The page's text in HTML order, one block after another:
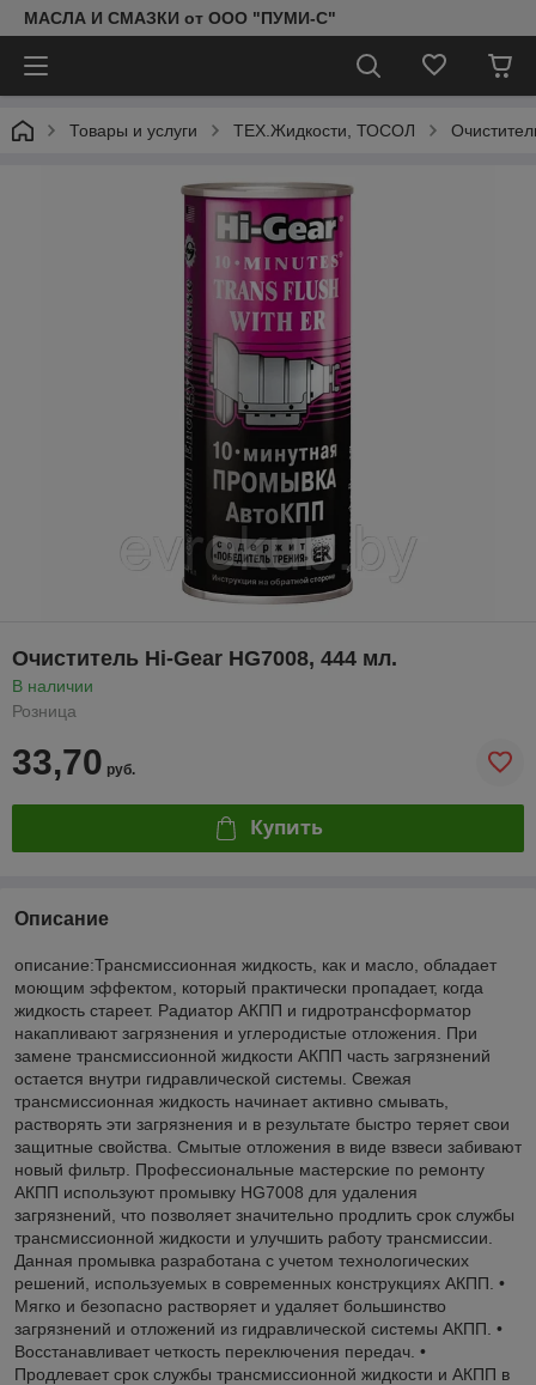
МАСЛА И СМАЗКИ от ООО "ПУМИ-С"
Товары и услуги ТЕХ.Жидкости, ТОСОЛ
Очиститель Hi-Gear HG7008, 444 мл.
В наличии
Розница
33,70 руб.
Купить
Описание
описание:Трансмиссионная жидкость, как и масло, обладает
моющим эффектом, который практически пропадает, когда
жидкость стареет. Радиатор АКПП и гидротрансформатор
накапливают загрязнения и углеродистые отложения. При
замене трансмиссионной жидкости АКПП часть загрязнений
остается внутри гидравлической системы. Свежая
трансмиссионная жидкость начинает активно смывать,
растворять эти загрязнения и в результате быстро теряет свои
защитные свойства. Смытые отложения в виде взвеси забивают
новый фильтр. Профессиональные мастерские по ремонту
АКПП используют промывку HG7008 для удаления
загрязнений, что позволяет значительно продлить срок службы
трансмиссионной жидкости и улучшить работу трансмиссии.
Данная промывка разработана с учетом технологических
решений, используемых в современных конструкциях АКПП. •
Мягко и безопасно растворяет и удаляет большинство
загрязнений и отложений из гидравлической системы АКПП. •
Восстанавливает четкость переключения передач. •
Продлевает срок службы трансмиссионной жидкости и АКПП в